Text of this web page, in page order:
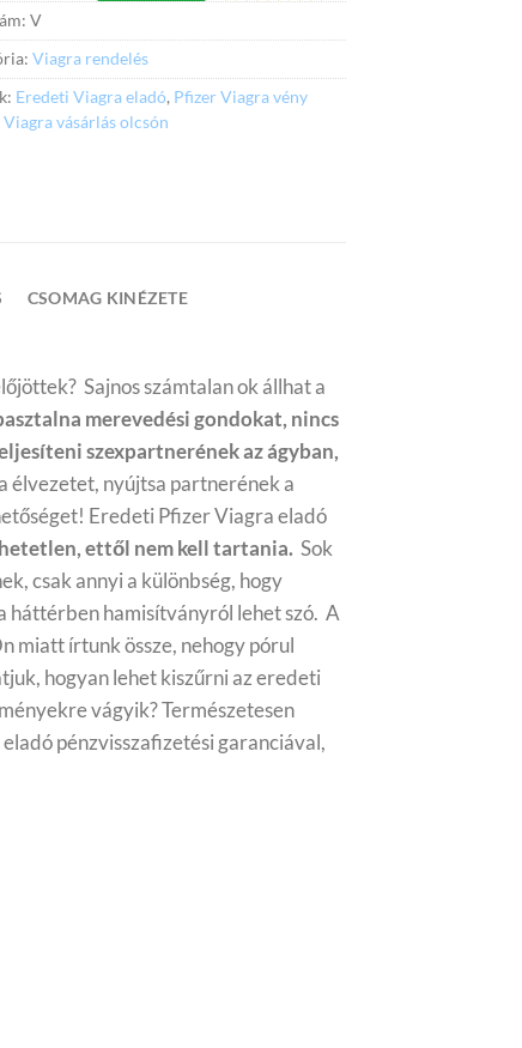
V
Viagra rendelés
Eredeti Viagra eladó, Pfizer Viagra vény
Viagra vásárlás olcsón
CSOMAG KINÉZETE
Sajnos számtalan ok állhat a
merevedési gondokat, nincs
szexpartnerének az ágyban,
élvezetet, nyújtsa partnerének a
Eredeti Pfizer Viagra eladó
ettől nem kell tartania. Sok
csak annyi a különbség, hogy
háttérben hamisítványról lehet szó. A
miatt írtunk össze, nehogy pórul
hogyan lehet kiszűrni az eredeti
vágyik? Természetesen
pénzvisszafizetési garanciával,